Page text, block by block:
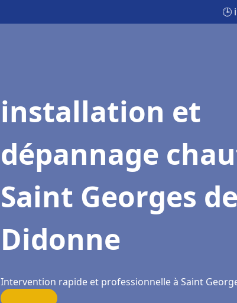
🕒
installation et
dépannage
Saint Georges de
Didonne
Intervention rapide et professionnelle à Saint